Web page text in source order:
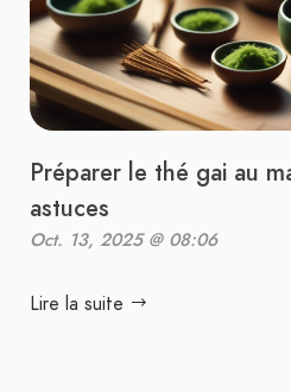
Préparer le thé gai au
astuces
Oct. 13, 2025 @ 08:06
Lire la suite